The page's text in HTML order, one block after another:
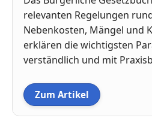
relevanten Regelungen
Nebenkosten, Mängel und
erklären die wichtigsten
verständlich und mit
Zum Artikel